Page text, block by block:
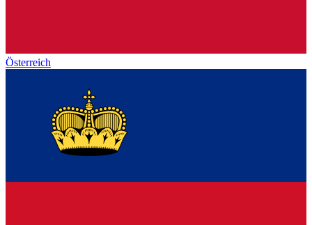
Österreich